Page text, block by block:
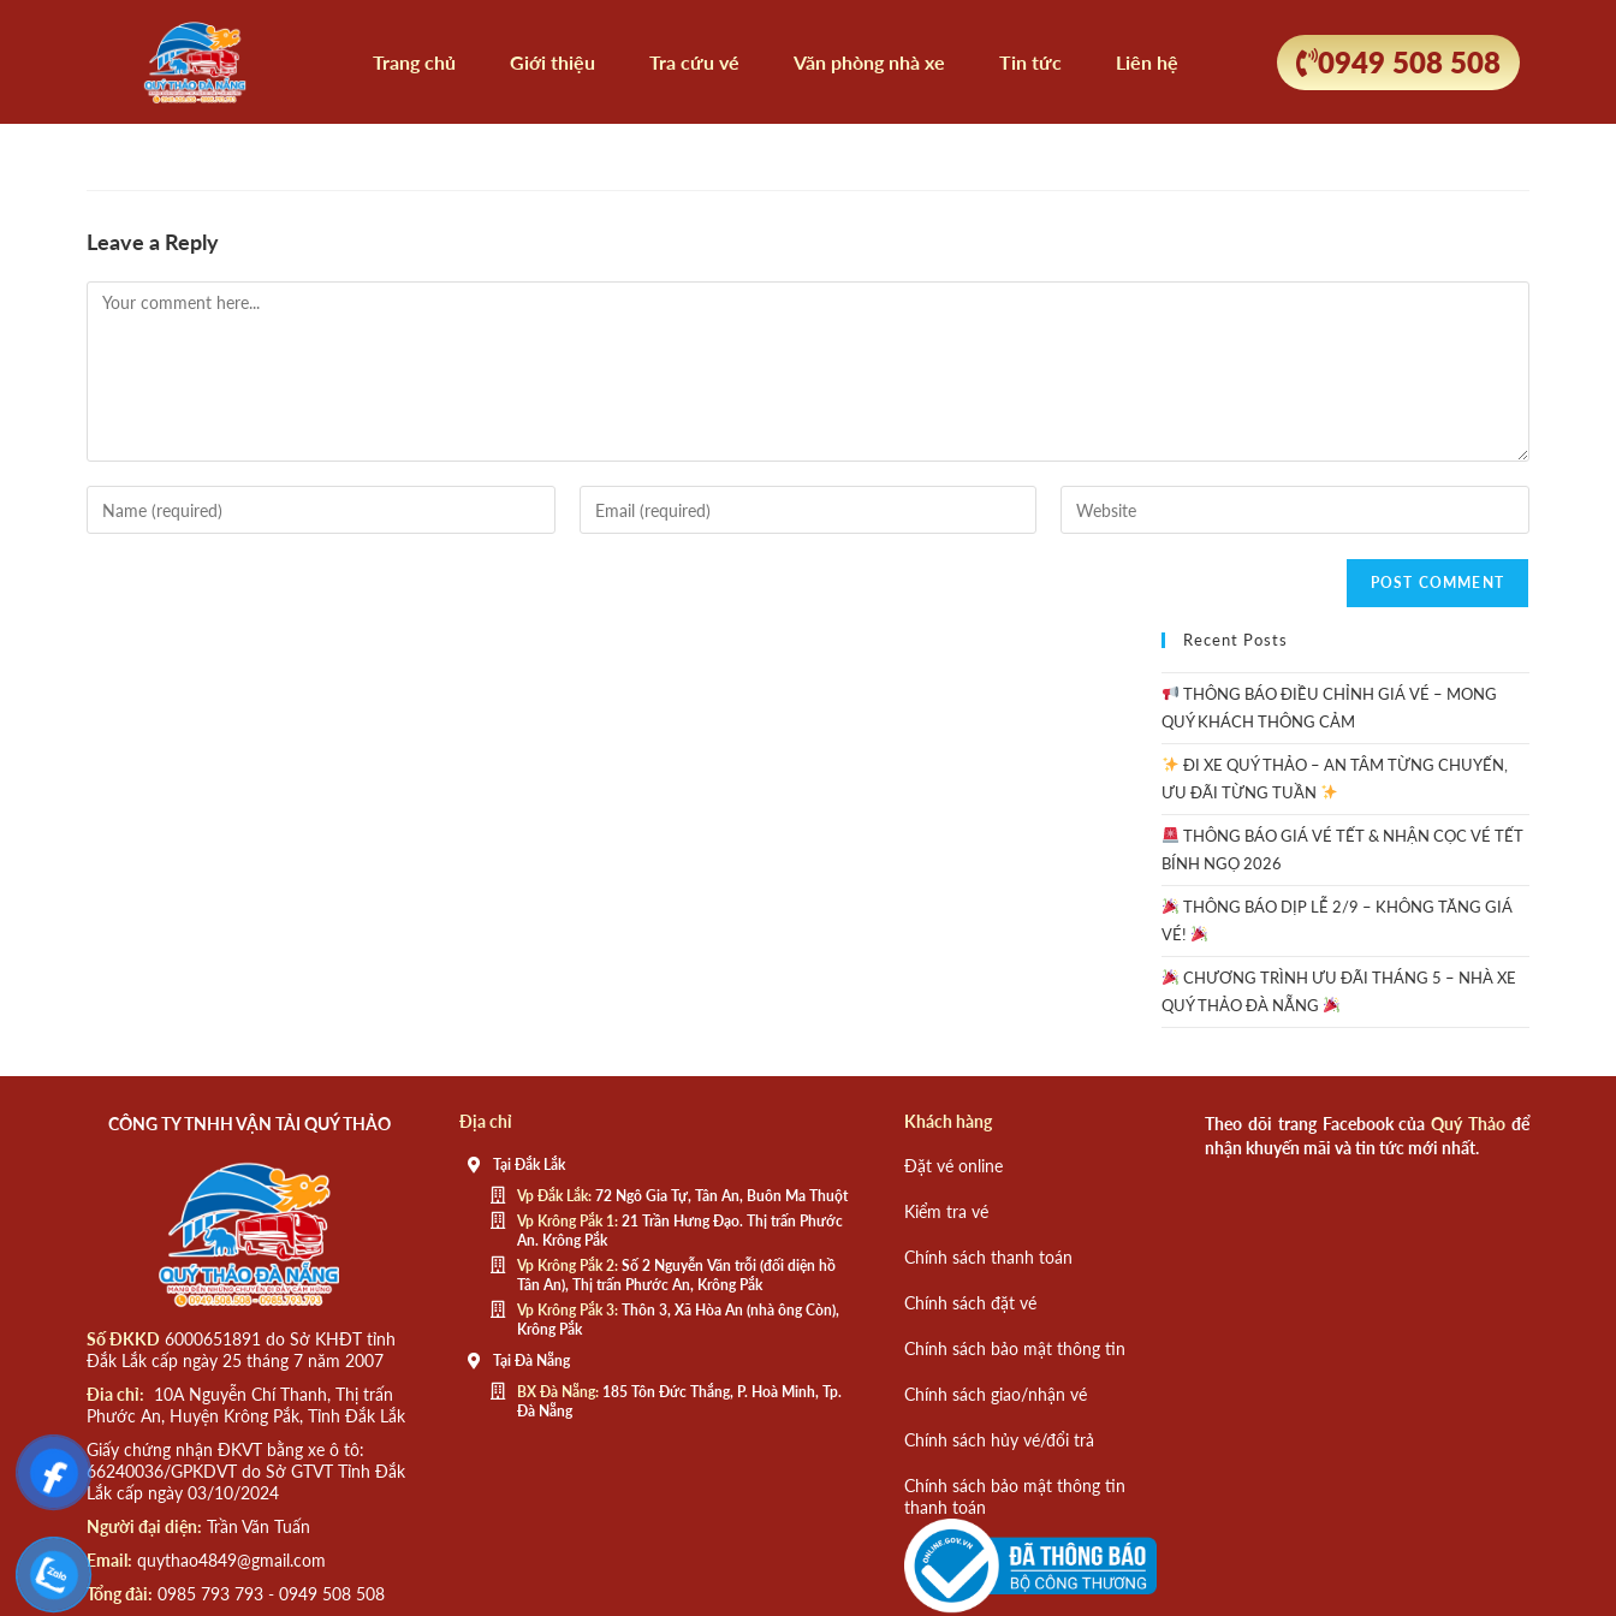
Trang chủ Giới thiệu Tra cứu vé Văn phòng nhà xe Tin tức Liên hệ 0949 508 508
Leave a Reply
Recent Posts
THÔNG BÁO ĐIỀU CHỈNH GIÁ VÉ – MONG
QUÝ KHÁCH THÔNG CẢM
ĐI XE QUÝ THẢO – AN TÂM TỪNG CHUYẾN,
ƯU ĐÃI TỪNG TUẦN
THÔNG BÁO GIÁ VÉ TẾT & NHẬN CỌC VÉ TẾT
BÍNH NGỌ 2026
THÔNG BÁO DỊP LỄ 2/9 – KHÔNG TĂNG GIÁ
VÉ!
CHƯƠNG TRÌNH ƯU ĐÃI THÁNG 5 – NHÀ XE
QUÝ THẢO ĐÀ NẴNG
CÔNG TY TNHH VẬN TẢI QUÝ THẢO
Số ĐKKD 6000651891 do Sở KHĐT tỉnh
Đắk Lắk cấp ngày 25 tháng 7 năm 2007
Đia chỉ: 10A Nguyễn Chí Thanh, Thị trấn
Phước An, Huyện Krông Pắk, Tỉnh Đắk Lắk
Giấy chứng nhận ĐKVT bằng xe ô tô:
66240036/GPKDVT do Sở GTVT Tỉnh Đắk
Lắk cấp ngày 03/10/2024
Người đại diện: Trần Văn Tuấn
Email: quythao4849@gmail.com
Tổng đài: 0985 793 793 - 0949 508 508
Địa chỉ
Tại Đắk Lắk
Vp Đắk Lắk:72 Ngô Gia Tự, Tân An, Buôn Ma Thuột
Vp Krông Pắk 1:21 Trần Hưng Đạo. Thị trấn Phước
An. Krông Pắk
Vp Krông Pắk 2:Số 2 Nguyễn Văn trỗi (đối diện hồ
Tân An), Thị trấn Phước An, Krông Pắk
Vp Krông Pắk 3:Thôn 3, Xã Hòa An (nhà ông Còn),
Krông Pắk
Tại Đà Nẵng
BX Đà Nẵng:185 Tôn Đức Thắng, P. Hoà Minh, Tp.
Đà Nẵng
Khách hàng
Đặt vé online
Kiểm tra vé
Chính sách thanh toán
Chính sách đặt vé
Chính sách bảo mật thông tin
Chính sách giao/nhận vé
Chính sách hủy vé/đổi trả
Chính sách bảo mật thông tin
thanh toán
Theo dõi trang Facebook củaQuý Thảo để
nhận khuyến mãi và tin tức mới nhất.